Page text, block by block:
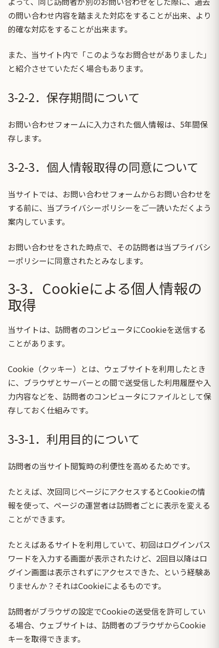
の問い合わせ内容を踏まえた対応をすることが出来、より
的確な対応をすることが出来ます。
また、当サイト内で「このようなお問合せがありました」
と紹介させていただく場合もあります。
3-2-2．保存期間について
お問い合わせフォームに入力された個人情報は、5年間保
存します。
3-2-3．個人情報取得の同意について
当サイトでは、お問い合わせフォームからお問い合わせを
する前に、当プライバシーポリシーをご一読いただくよう
案内しています。
お問い合わせをされた時点で、その訪問者は当プライバシ
ーポリシーに同意されたとみなします。
3-3．Cookieによる個人情報の
取得
当サイトは、訪問者のコンピュータにCookieを送信する
ことがあります。
Cookie（クッキー）とは、ウェブサイトを利用したとき
に、ブラウザとサーバーとの間で送受信した利用履歴や入
力内容などを、訪問者のコンピュータにファイルとして保
存しておく仕組みです。
3-3-1．利用目的について
訪問者の当サイト閲覧時の利便性を高めるためです。
たとえば、次回同じページにアクセスするとCookieの情
報を使って、ページの運営者は訪問者ごとに表示を変える
ことができます。
たとえばあるサイトを利用していて、初回はログインパス
ワードを入力する画面が表示されたけど、2回目以降はロ
グイン画面は表示されずにアクセスできた、という経験あ
りませんか？それはCookieによるものです。
訪問者がブラウザの設定でCookieの送受信を許可してい
る場合、ウェブサイトは、訪問者のブラウザからCookie
キーを取得できます。